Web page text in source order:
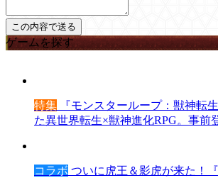
ゲームを探す
特集 『モンスターループ：獣神転
た異世界転生×獣神進化RPG。事前
コラボ ついに虎王＆影虎が来た！